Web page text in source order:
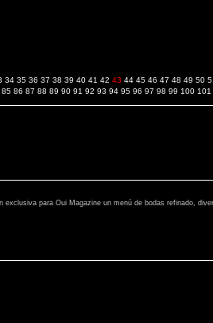
34 35 36 37 38 39 40 41 42 43 44 45 46 47 48 49 50
85 86 87 88 89 90 91 92 93 94 95 96 97 98 99 100 101
para Oui Magazine un menú de bodas refinado,